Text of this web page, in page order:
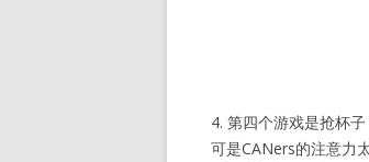
4. 第四个游戏是抢杯
可是CANers的注意力